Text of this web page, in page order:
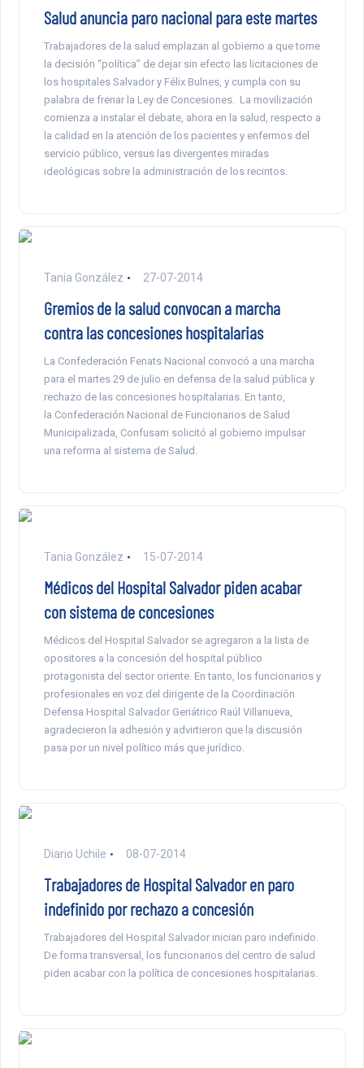
Salud anuncia paro nacional para este martes
Trabajadores de la salud emplazan al gobierno a que tome
la decisión “política” de dejar sin efecto las licitaciones de
los hospitales Salvador y Félix Bulnes, y cumpla con su
palabra de frenar la Ley de Concesiones. La movilización
comienza a instalar el debate, ahora en la salud, respecto a
la calidad en la atención de los pacientes y enfermos del
servicio público, versus las divergentes miradas
ideológicas sobre la administración de los recintos.
Tania González 27-07-2014
Gremios de la salud convocan a marcha
contra las concesiones hospitalarias
La Confederación Fenats Nacional convocó a una marcha
para el martes 29 de julio en defensa de la salud pública y
rechazo de las concesiones hospitalarias. En tanto,
la Confederación Nacional de Funcionarios de Salud
Municipalizada, Confusam solicitó al gobierno impulsar
una reforma al sistema de Salud.
Tania González 15-07-2014
Médicos del Hospital Salvador piden acabar
con sistema de concesiones
Médicos del Hospital Salvador se agregaron a la lista de
opositores a la concesión del hospital público
protagonista del sector oriente. En tanto, los funcionarios y
profesionales en voz del dirigente de la Coordinación
Defensa Hospital Salvador Geriátrico Raúl Villanueva,
agradecieron la adhesión y advirtieron que la discusión
pasa por un nivel político más que jurídico.
Diario Uchile 08-07-2014
Trabajadores de Hospital Salvador en paro
indefinido por rechazo a concesión
Trabajadores del Hospital Salvador inician paro indefinido.
De forma transversal, los funcionarios del centro de salud
piden acabar con la política de concesiones hospitalarias.